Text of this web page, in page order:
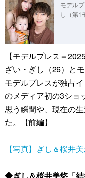
モデル
し（第1
【モデルプレス＝
ざい・ぎし（26）と
モデルプレスが独占
のメディア初の3ショ
思う瞬間や、現在の
た。【前編】
【写真】ぎし＆桜井
◆ぎし＆桜井美悠「結